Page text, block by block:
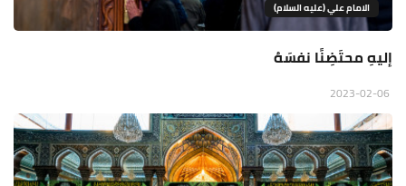
الامام علي (عليه السلام)
إليهِ محتَضِنًا نفسَهُ